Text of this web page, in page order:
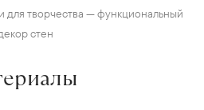
творчества — функциональный
стен